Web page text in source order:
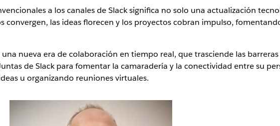
a los canales de Slack significa no solo una actualización
convergen, las ideas florecen y los proyectos cobran impulso,
nueva era de colaboración en tiempo real, que trasciende las
de Slack para fomentar la camaradería y la conectividad entre su
u organizando reuniones virtuales.